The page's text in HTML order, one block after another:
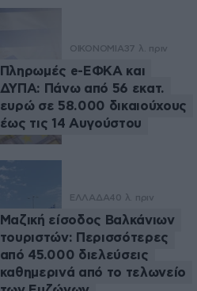
ΟΙΚΟΝΟΜΙΑ37 λ. πριν
Πληρωμές e-ΕΦΚΑ και
ΔΥΠΑ: Πάνω από 56 εκατ.
ευρώ σε 58.000 δικαιούχους
έως τις 14 Αυγούστου
ΕΛΛΑΔΑ40 λ. πριν
Μαζική είσοδος Βαλκάνιων
τουριστών: Περισσότερες
από 45.000 διελεύσεις
καθημερινά από το τελωνείο